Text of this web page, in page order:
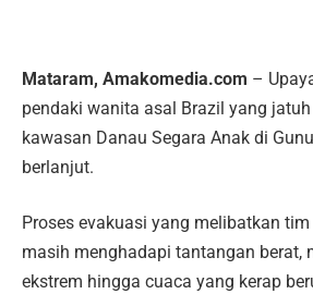
Mataram, Amakomedia.com –
pendaki wanita asal Brazil yang
kawasan Danau Segara Anak di
berlanjut.
Proses evakuasi yang melibatkan
masih menghadapi tantangan berat,
ekstrem hingga cuaca yang kerap